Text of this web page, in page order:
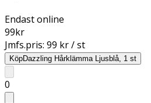
Endast online
99kr
Jmfs.pris: 99 kr / st
KöpDazzling Hårklämma Ljusblå, 1 st
0